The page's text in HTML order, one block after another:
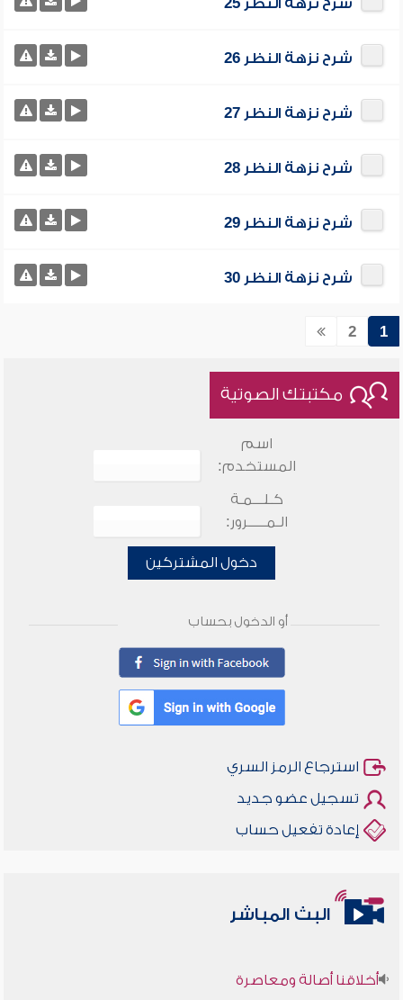
شرح نزهة النظر 25
شرح نزهة النظر 26
شرح نزهة النظر 27
شرح نزهة النظر 28
شرح نزهة النظر 29
شرح نزهة النظر 30
1
2
مكتبتك الصوتية
اسم
المستخدم:
كـلـــمـة
الـمـــــرور:
دخول المشتركين
أو الدخول بحساب
استرجاع الرمز السري
تسجيل عضو جديد
إعادة تفعيل حساب
البث المباشر
أخلاقنا أصالة ومعاصرة